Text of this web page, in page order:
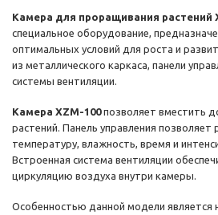
Камера для проращивания растений
специальное оборудование,
оптимальных условий для роста и
из металлического каркаса, панели
системы вентиляции.
Камера XZM-100позволяет вместить
растений. Панель управления позволяет
температуру, влажность, время и
Встроенная система вентиляции
циркуляцию воздуха внутри камеры.
Особенностью данной модели является